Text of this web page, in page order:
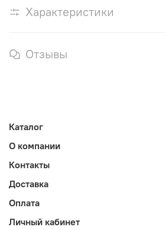
Характеристики
Отзывы
Каталог
О компании
Контакты
Доставка
Оплата
Личный кабинет